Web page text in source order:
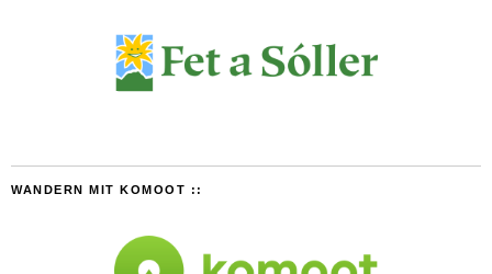
WANDERN MIT KOMOOT ::